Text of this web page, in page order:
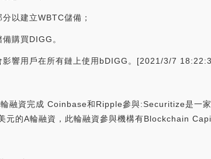
以建立WBTC儲備；
購買DIGG。
影響用戶在所有鏈上使用bDIGG。[2021/3/7
融資完成 Coinbase和Ripple參與:Securitize是一
元的A輪融資，此輪融資參與機構有Blockchain